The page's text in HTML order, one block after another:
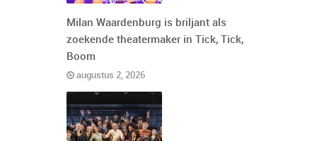
Milan Waardenburg is briljant als
zoekende theatermaker in Tick, Tick,
Boom
augustus 2, 2026